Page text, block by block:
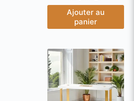
Ajouter au
panier